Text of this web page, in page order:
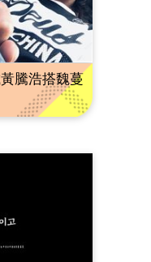
騰浩搭魏蔓